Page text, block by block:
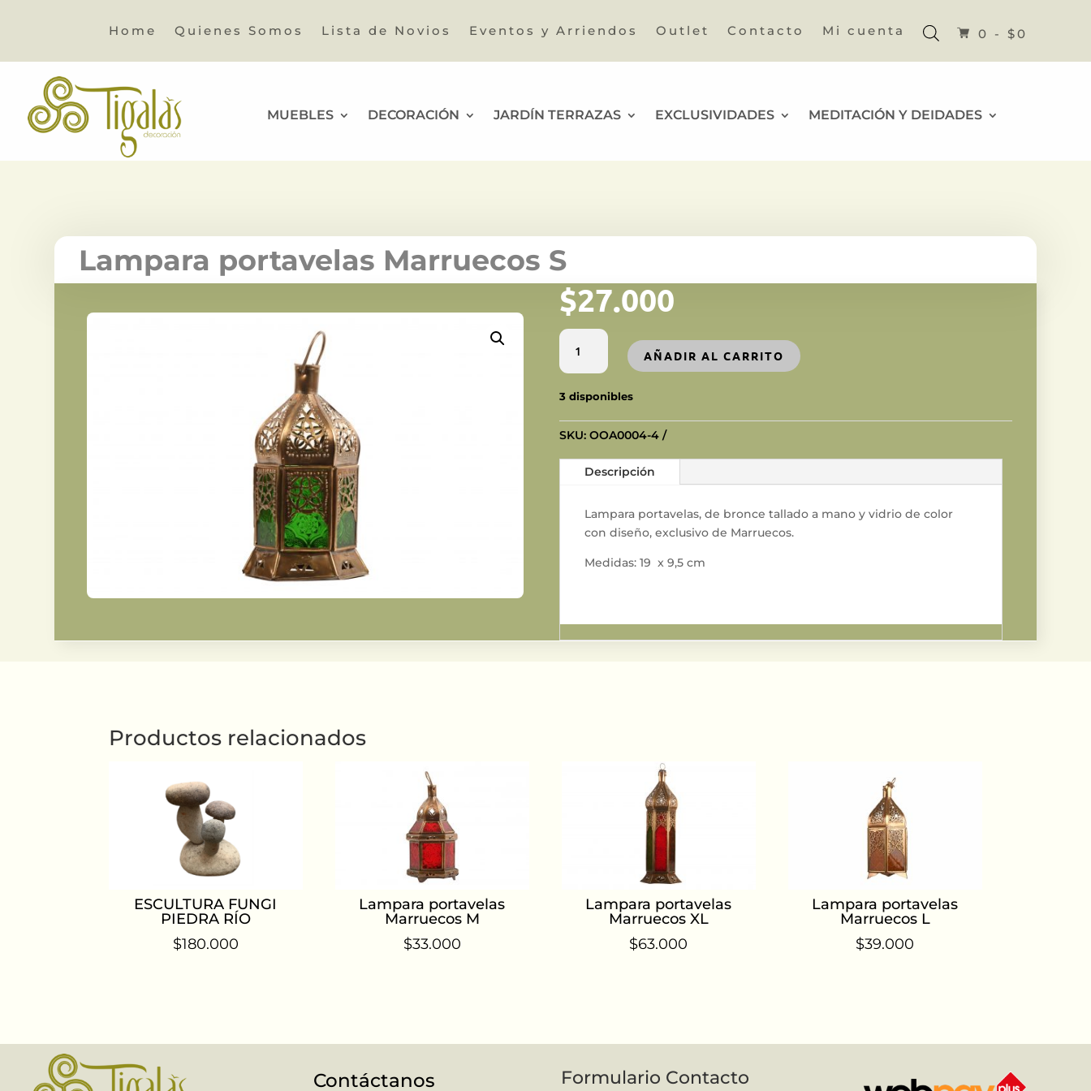
Home Quienes Somos Lista de Novios Eventos y Arriendos Outlet Contacto Mi cuenta 0 - $0
MUEBLES DECORACIÓN JARDÍN TERRAZAS EXCLUSIVIDADES MEDITACIÓN Y DEIDADES
Lampara portavelas Marruecos S
$27.000
Lampara
portavelas
Marruecos
S
AÑADIR AL CARRITO
3 disponibles
SKU:OOA0004-4
Descripción
Lampara portavelas, de bronce tallado a mano y vidrio de color
con diseño, exclusivo de Marruecos.
Medidas: 19 x 9,5 cm
Productos relacionados
ESCULTURA FUNGI
PIEDRA RÍO
$180.000
Lampara portavelas
Marruecos M
$33.000
Lampara portavelas
Marruecos XL
$63.000
Lampara portavelas
Marruecos L
$39.000
Contáctanos Formulario Contacto